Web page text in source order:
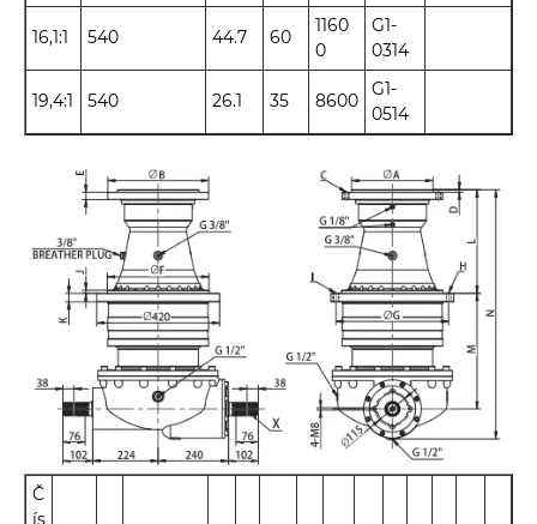
16,1:1 540 44.7 60
1160
0
G1-
0314
19,4:1 540 26.1 35 8600
G1-
0514
Č
ís